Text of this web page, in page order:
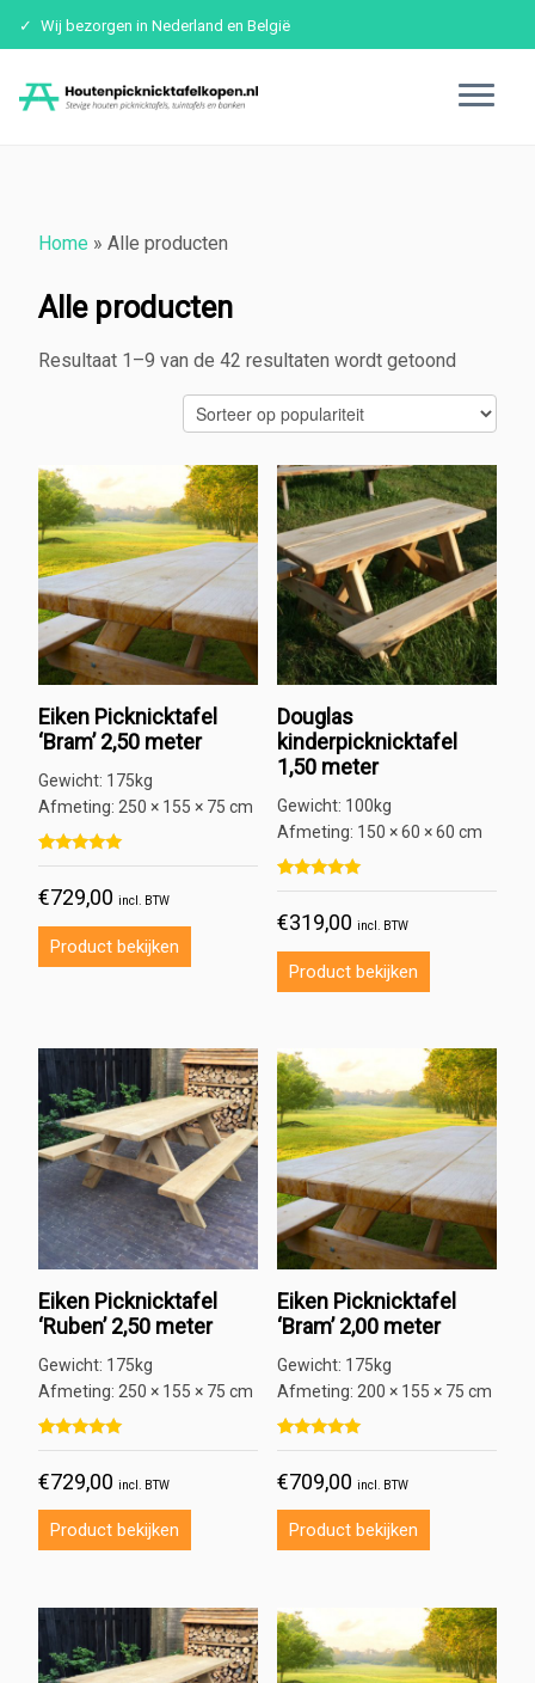
Wij bezorgen in Nederland en België
Home » Alle producten
Alle producten
Resultaat 1–9 van de 42 resultaten wordt getoond
op
Eiken Picknicktafel
‘Bram’ 2,50 meter
Gewicht: 175kg
Afmeting: 250 × 155 × 75 cm
Gewaardeerd
op 5 gebaseerd op
3
waarderingen
€729,00 incl. BTW
Product bekijken
Douglas
kinderpicknicktafel
1,50 meter
Gewicht: 100kg
Afmeting: 150 × 60 × 60 cm
Gewaardeerd
op 5 gebaseerd op
1
waardering
€319,00 incl. BTW
Product bekijken
Eiken Picknicktafel
‘Ruben’ 2,50 meter
Gewicht: 175kg
Afmeting: 250 × 155 × 75 cm
Gewaardeerd
op 5 gebaseerd op
1
waardering
€729,00 incl. BTW
Product bekijken
Eiken Picknicktafel
‘Bram’ 2,00 meter
Gewicht: 175kg
Afmeting: 200 × 155 × 75 cm
Gewaardeerd
op 5 gebaseerd op
3
waarderingen
€709,00 incl. BTW
Product bekijken